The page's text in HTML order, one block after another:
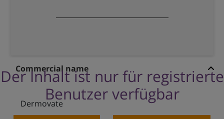
Der Inhalt ist nur für registrierte
Benutzer verfügbar
Commercial name
Dermovate